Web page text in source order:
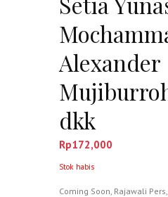
Alexander
dkk
Rp172,000
Stok habis
Coming Soon Rajawali Pers